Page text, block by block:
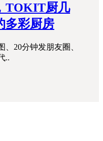
TOKIT厨几
多彩厨房
、20分钟发朋友圈、
..